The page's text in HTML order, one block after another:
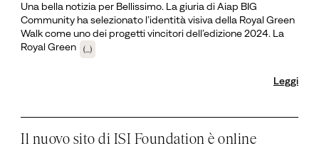
Una bella notizia per Bellissimo. La giuria di Aiap BIG
Community ha selezionato l’identità visiva della Royal Green
Walk come uno dei progetti vincitori dell’edizione 2024. La
Royal Green
(...)
Leggi
Il nuovo sito di ISI Foundation è online